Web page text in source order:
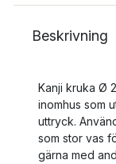
Beskrivning
Kanji kruka Ø
inomhus som
uttryck.
som stor vas
gärna med